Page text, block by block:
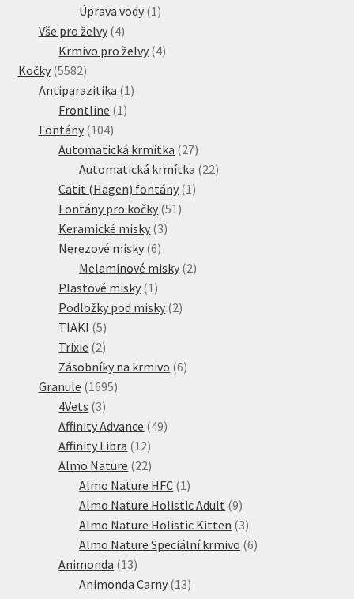
produkt
Úprava vody 1 1
Vše pro želvy 44
produkty
Krmivo pro želvy 44
Kočky 55825582
produktů
Antiparazitika 1 1
Frontline 1 1
Fontány 104104
produktů
Automatická krmítka 2727
produktů
Automatická krmítka 2222
Catit (Hagen) fontány 1 1
Fontány pro kočky 51 51
Keramické misky 33
Nerezové misky 66
produktů
Melaminové misky 22
Plastové misky 1 1
produkt
Podložky pod misky 22
TIAKI 55
produktů
Trixie 22
produkty
Zásobníky na krmivo 66
Granule 16951695
4Vets 33
produkty
Affinity Advance 4949
Affinity Libra 1212
produktů
Almo Nature 2222
produktů
Almo Nature HFC 1 1
produkt
Almo Nature Holistic Adult 99
produktů
Almo Nature Holistic Kitten 33
produkty
Almo Nature Speciální krmivo 66
Animonda 1313
produktů
Animonda Carny 1313